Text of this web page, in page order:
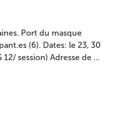
Port du masque
(6). Dates: le 23, 30
12/ session) Adresse de …